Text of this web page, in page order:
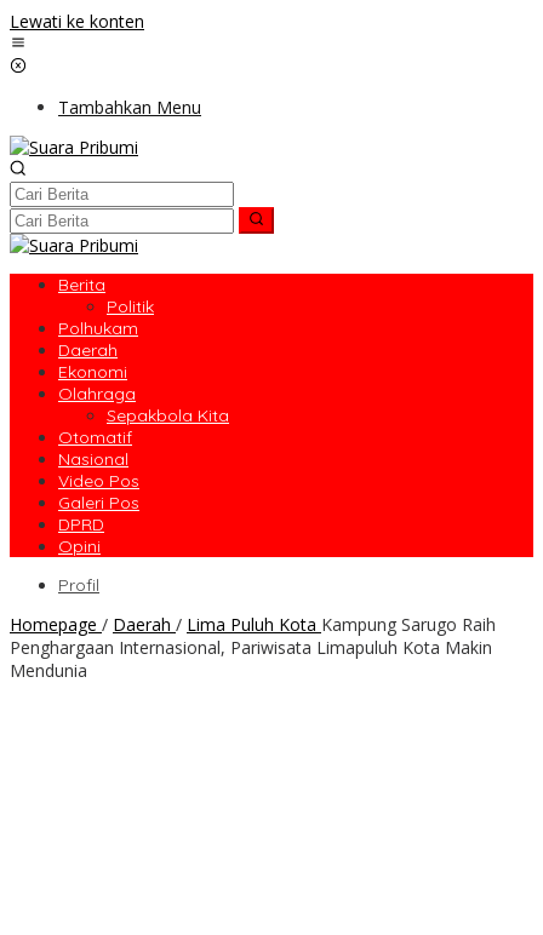
Lewati ke konten
Tambahkan Menu
Berita
Politik
Polhukam
Daerah
Ekonomi
Olahraga
Sepakbola Kita
Otomatif
Nasional
Video Pos
Galeri Pos
DPRD
Opini
Profil
Homepage / Daerah / Lima Puluh Kota Kampung Sarugo Raih
Penghargaan Internasional, Pariwisata Limapuluh Kota Makin
Mendunia